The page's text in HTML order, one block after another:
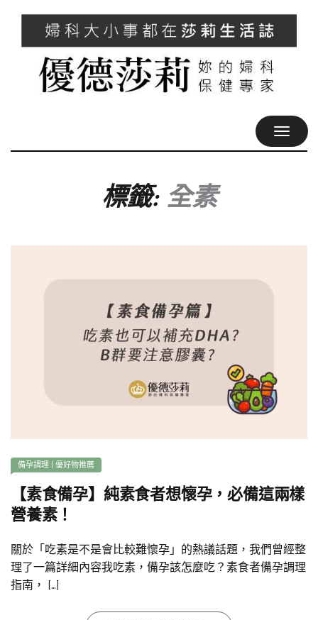
標籤:全素
備孕調理 優好物推薦
【素食備孕】純素食者想懷孕，必備這兩樣
營養素！
關於「吃素是不是會比較難懷孕」的熱議話題，我們曾經整
理了一篇詳細內容我吃素，備孕該怎麼吃？素食者備孕調理
指南， […]